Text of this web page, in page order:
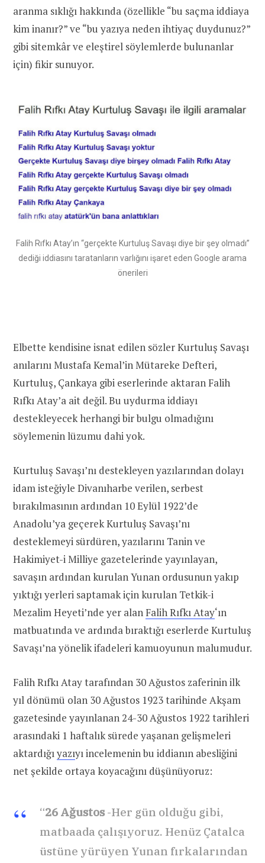
aranma sıklığı hakkında (özellikle “bu saçma iddiaya
kim inanır?” ve “bu yazıya neden ihtiyaç duydunuz?”
gibi sitemkâr ve eleştirel söylemlerde bulunanlar
için) fikir sunuyor.
Falih Rıfkı Atay’ın “gerçekte Kurtuluş Savaşı diye bir şey olmadı”
dediği iddiasını taratanların varlığını işaret eden Google arama
önerileri
Elbette kendisine isnat edilen sözler Kurtuluş Savaşı
anılarını Mustafa Kemal’in Mütareke Defteri,
Kurtuluş, Çankaya gibi eserlerinde aktaran Falih
Rıfkı Atay’a ait değil. Bu uydurma iddiayı
destekleyecek herhangi bir bulgu olmadığını
söylemenin lüzumu dahi yok.
Kurtuluş Savaşı’nı destekleyen yazılarından dolayı
idam isteğiyle Divanıharbe verilen, serbest
bırakılmasının ardından 10 Eylül 1922’de
Anadolu’ya geçerek Kurtuluş Savaşı’nı
desteklemeyi sürdüren, yazılarını Tanin ve
Hakimiyet-i Milliye gazetelerinde yayınlayan,
savaşın ardından kurulan Yunan ordusunun yakıp
yıktığı yerleri saptamak için kurulan Tetkik-i
Mezalim Heyeti’nde yer alan Falih Rıfkı Atay‘ın
matbuatında ve ardında bıraktığı eserlerde Kurtuluş
Savaşı’na yönelik ifadeleri kamuoyunun malumudur.
Falih Rıfkı Atay tarafından 30 Ağustos zaferinin ilk
yıl dönümü olan 30 Ağustos 1923 tarihinde Akşam
gazetesinde yayınlanan 24-30 Ağustos 1922 tarihleri
arasındaki 1 haftalık sürede yaşanan gelişmeleri
aktardığıyazıyı incelemenin bu iddianın abesliğini
net şekilde ortaya koyacağını düşünüyoruz:
“26 Ağustos -Her gün olduğu gibi,
matbaada çalışıyoruz. Henüz Çatalca
üstüne yürüyen Yunan fırkalarından